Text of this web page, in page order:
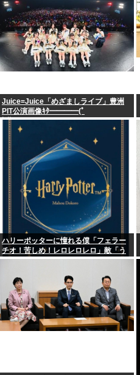
Juice=Juice「めざましライブ」豊洲
PIT公演画像ｷﾀ━━━━(ﾟ
∀ﾟ)━━━━!!
ハリーポッターに憧れる僕「フェラー
チオ！苦しめ！レロレロレロ」敵「う
っ 」